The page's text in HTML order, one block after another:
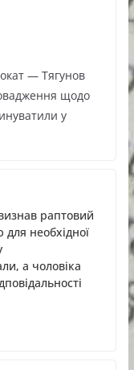
— Тягунов
щодо
у
раптовий
для необхідної
а чоловіка